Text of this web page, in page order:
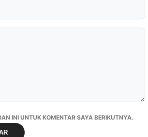
INI UNTUK KOMENTAR SAYA BERIKUTNYA.